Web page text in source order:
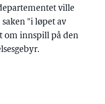
ville
"i løpet av
om innspill på den